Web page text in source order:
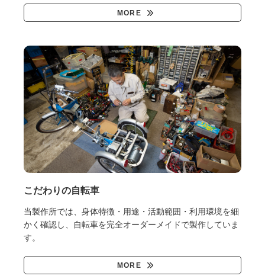
MORE
こだわりの自転車
当製作所では、身体特徴・用途・活動範囲・利用環境を細
かく確認し、自転車を完全オーダーメイドで製作していま
す。
MORE